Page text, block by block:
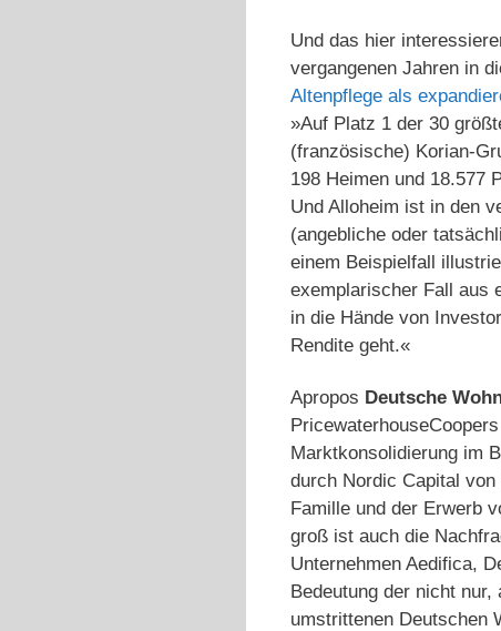
Und das hier
vergangenen Jahren in
Altenpflege als
»Auf Platz 1 der 30
(französische) Korian-
198 Heimen und 18.577
Und Alloheim ist in den
(angebliche oder
einem Beispielfall
exemplarischer Fall aus
in die Hände von
Rendite geht.«
Apropos Deutsche
Marktkonsolidierung im
durch Nordic Capital
Famille und der Erwerb
groß ist auch die
Unternehmen Aedifica,
Bedeutung der nicht
umstrittenen Deutschen